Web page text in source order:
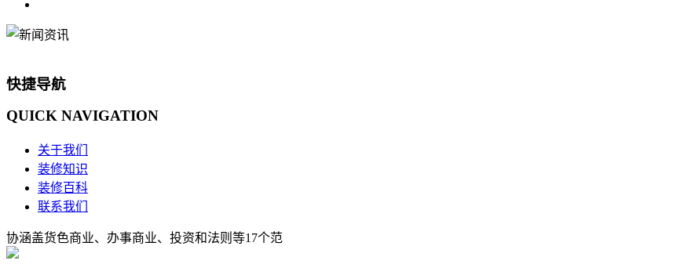
快捷导航
QUICK NAVIGATION
关于我们
装修知识
装修百科
联系我们
协涵盖货色商业、办事商业、投资和法则等17个范